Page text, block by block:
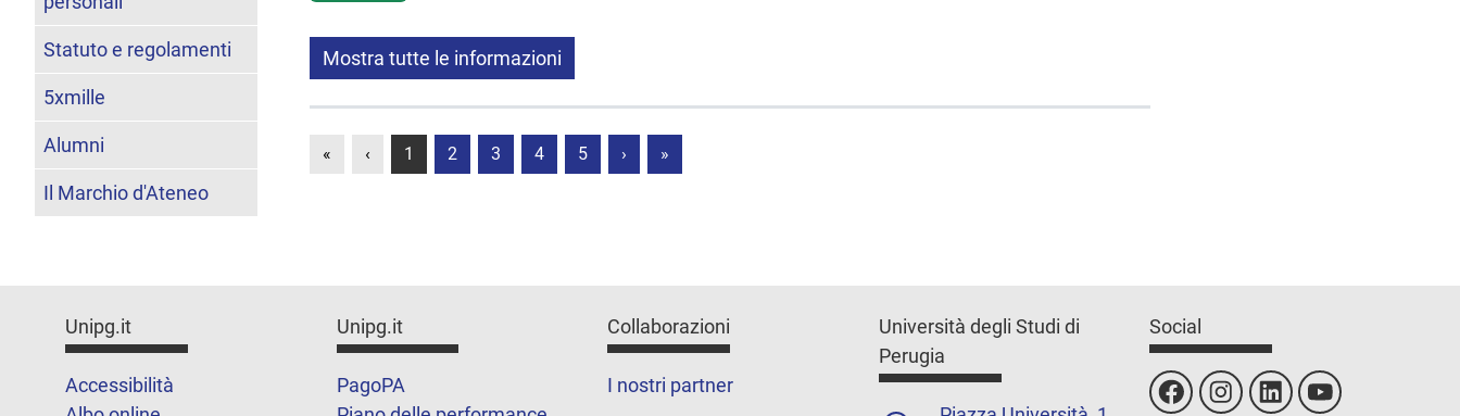
Mostra tutte le informazioni
« ‹ 1 2 3 4 5 › »
Statuto e regolamenti
5xmille
Alumni
Il Marchio d'Ateneo
Unipg.it
Accessibilità
Unipg.it
PagoPA
Collaborazioni
I nostri partner
Università degli Studi di
Perugia
Social